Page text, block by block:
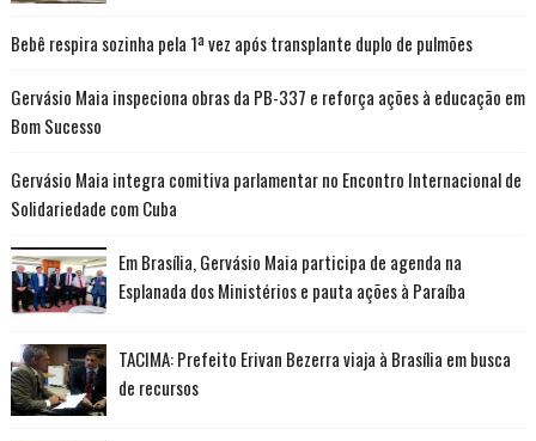
Bebê respira sozinha pela 1ª vez após transplante duplo de pulmões
Gervásio Maia inspeciona obras da PB-337 e reforça ações à educação em
Bom Sucesso
Gervásio Maia integra comitiva parlamentar no Encontro Internacional de
Solidariedade com Cuba
Em Brasília, Gervásio Maia participa de agenda na
Esplanada dos Ministérios e pauta ações à Paraíba
TACIMA: Prefeito Erivan Bezerra viaja à Brasília em busca
de recursos